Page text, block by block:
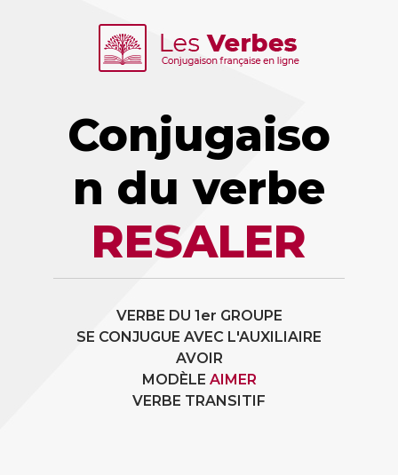
Conjugaiso
n du verbe
RESALER
VERBE DU 1er GROUPE
SE CONJUGUE AVEC L'AUXILIAIRE
AVOIR
MODÈLE AIMER
VERBE TRANSITIF